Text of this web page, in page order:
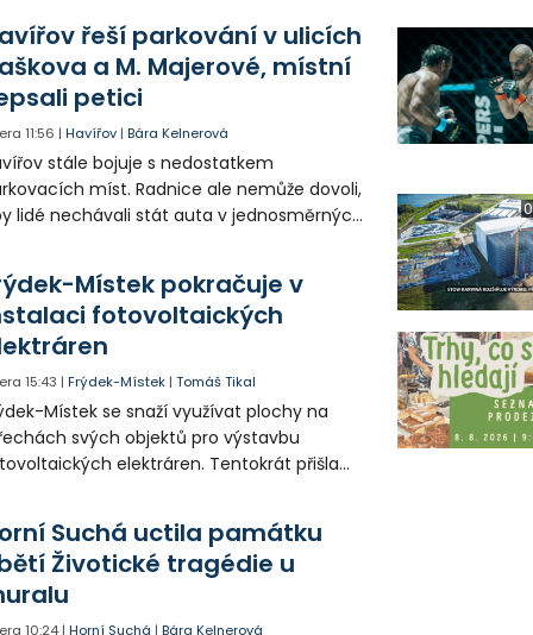
řeší parkování v ulicích
a M. Majerové, místní
petici
11:56 |Havířov |Bára Kelnerová
stále bojuje s nedostatkem
míst. Radnice ale nemůže dovoli,
lidé nechávali stát auta v jednosměrných
někteří obyvatelé rozhodli sepsat petici.
Místek pokračuje v
fotovoltaických
15:43 |Frýdek-Místek |Tomáš Tikal
Místek se snaží využívat plochy na
svých objektů pro výstavbu
elektráren. Tentokrát přišla
Suchá uctila památku
Životické tragédie u
10:24 |Horní Suchá |Bára Kelnerová